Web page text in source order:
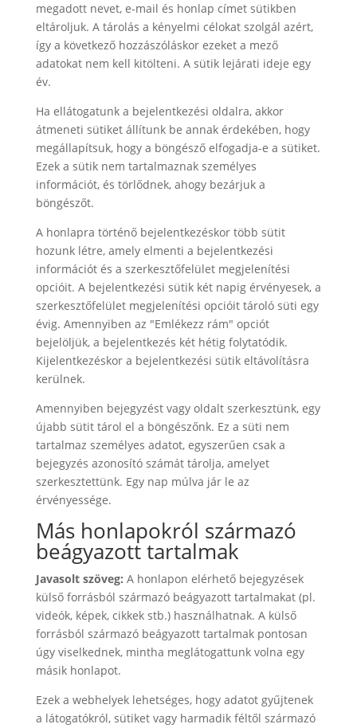
megadott nevet, e-mail és honlap címet sütikben
eltároljuk. A tárolás a kényelmi célokat szolgál azért,
így a következő hozzászóláskor ezeket a mező
adatokat nem kell kitölteni. A sütik lejárati ideje egy
év.
Ha ellátogatunk a bejelentkezési oldalra, akkor
átmeneti sütiket állítunk be annak érdekében, hogy
megállapítsuk, hogy a böngésző elfogadja-e a sütiket.
Ezek a sütik nem tartalmaznak személyes
információt, és törlődnek, ahogy bezárjuk a
böngészőt.
A honlapra történő bejelentkezéskor több sütit
hozunk létre, amely elmenti a bejelentkezési
információt és a szerkesztőfelület megjelenítési
opcióit. A bejelentkezési sütik két napig érvényesek, a
szerkesztőfelület megjelenítési opcióit tároló süti egy
évig. Amennyiben az "Emlékezz rám" opciót
bejelöljük, a bejelentkezés két hétig folytatódik.
Kijelentkezéskor a bejelentkezési sütik eltávolításra
kerülnek.
Amennyiben bejegyzést vagy oldalt szerkesztünk, egy
újabb sütit tárol el a böngészőnk. Ez a süti nem
tartalmaz személyes adatot, egyszerűen csak a
bejegyzés azonosító számát tárolja, amelyet
szerkesztettünk. Egy nap múlva jár le az
érvényessége.
Más honlapokról származó
beágyazott tartalmak
Javasolt szöveg: A honlapon elérhető bejegyzések
külső forrásból származó beágyazott tartalmakat (pl.
videók, képek, cikkek stb.) használhatnak. A külső
forrásból származó beágyazott tartalmak pontosan
úgy viselkednek, mintha meglátogattunk volna egy
másik honlapot.
Ezek a webhelyek lehetséges, hogy adatot gyűjtenek
a látogatókról, sütiket vagy harmadik féltől származó